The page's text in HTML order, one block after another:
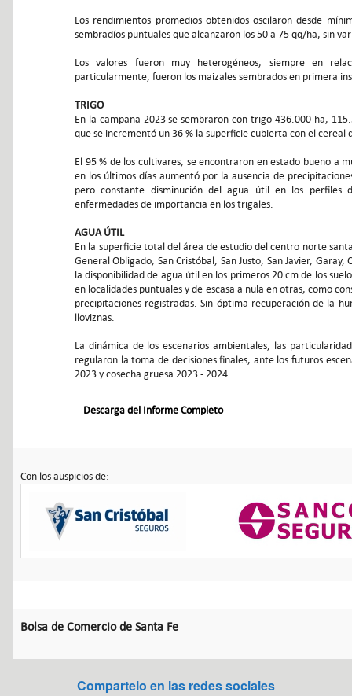
Los rendimientos promedios obtenidos oscilaron desde
sembradíos puntuales que alcanzaron los 50 a 75 qq/ha, sin
Los valores fueron muy heterogéneos, siempre en
particularmente, fueron los maizales sembrados en primera
TRIGO
En la campaña 2023 se sembraron con trigo 436.000 ha,
que se incrementó un 36 % la superficie cubierta con el cereal
El 95 % de los cultivares, se encontraron en estado bueno a
en los últimos días aumentó por la ausencia de
pero constante disminución del agua útil en los
enfermedades de importancia en los trigales.
AGUA ÚTIL
En la superficie total del área de estudio del centro norte
General Obligado, San Cristóbal, San Justo, San Javier,
la disponibilidad de agua útil en los primeros 20 cm de los
en localidades puntuales y de escasa a nula en otras, como
precipitaciones registradas. Sin óptima recuperación de la
lloviznas.
La dinámica de los escenarios ambientales, las
regularon la toma de decisiones finales, ante los futuros
2023 y cosecha gruesa 2023 - 2024
Descarga del Informe Completo
Con los auspicios de:
Bolsa de Comercio de Santa Fe
Compartelo en las redes sociales